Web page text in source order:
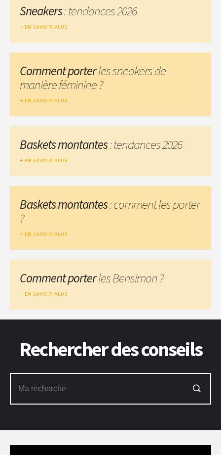
Sneakers: tendances 2026
EN SAVOIR PLUS
Comment porterles sneakers de
manière féminine ?
EN SAVOIR PLUS
Baskets montantes: tendances 2026
EN SAVOIR PLUS
Baskets montantes: comment les porter
?
EN SAVOIR PLUS
Comment porterles Bensimon ?
EN SAVOIR PLUS
Rechercher des conseils